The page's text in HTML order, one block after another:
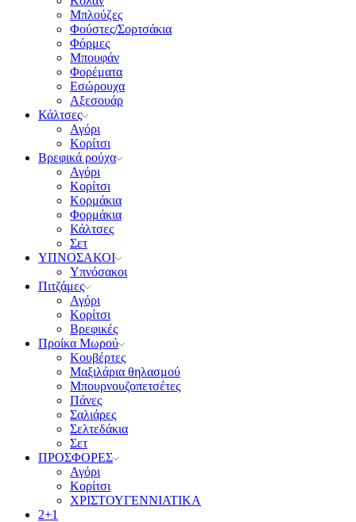
Μπλούζες
Φούστες/Σορτσάκια
Φόρμες
Μπουφάν
Φορέματα
Εσώρουχα
Αξεσουάρ
Κάλτσες
Αγόρι
Κορίτσι
Βρεφικά ρούχα
Αγόρι
Κορίτσι
Κορμάκια
Φορμάκια
Κάλτσες
Σετ
ΥΠΝΟΣΑΚΟΙ
Υπνόσακοι
Πιτζάμες
Αγόρι
Κορίτσι
Βρεφικές
Προίκα Μωρού
Κουβέρτες
Μαξιλάρια θηλασμού
Μπουρνουζοπετσέτες
Πάνες
Σαλιάρες
Σελτεδάκια
Σετ
ΠΡΟΣΦΟΡΕΣ
Αγόρι
Κορίτσι
ΧΡΙΣΤΟΥΓΕΝΝΙΑΤΙΚΑ
2+1